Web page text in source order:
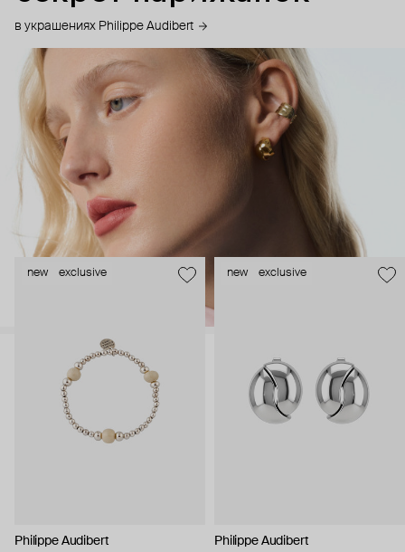
в украшениях Philippe Audibert
new exclusive
Philippe Audibert
new exclusive
Philippe Audibert